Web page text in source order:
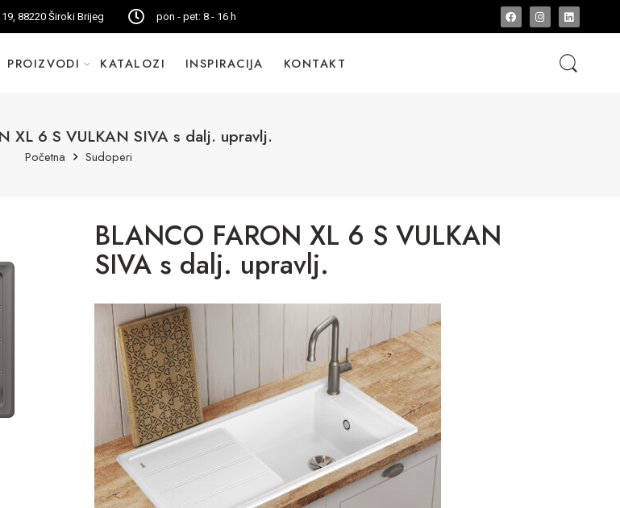
88220 Široki Brijeg pon - pet: 8 - 16 h
PROIZVODI KATALOZI INSPIRACIJA KONTAKT
XL 6 S VULKAN SIVA s dalj. upravlj.
Početna Sudoperi
BLANCO FARON XL 6 S VULKAN
SIVA s dalj. upravlj.